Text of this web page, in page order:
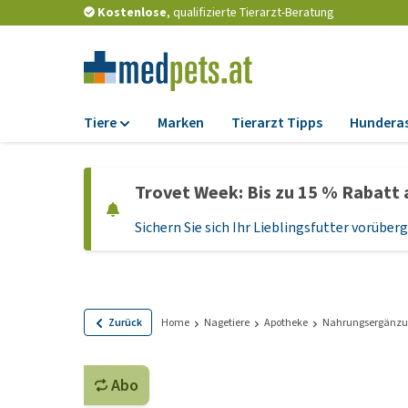
Kostenlose, qualifizierte Tierarzt-Beratung
Tiere
Trockenfutter
Nassfutter
Leckerlis
Marken Tierarzt Tipps
Trovet Week: Bis zu 15 %
Sichern Sie sich Ihr Lieblingsfutter
Zurück Home Nagetiere Apotheke
Abo